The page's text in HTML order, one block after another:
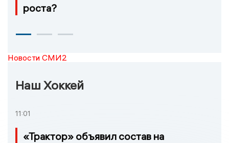
роста?
Новости СМИ2
Наш Хоккей
11:01
«Трактор» объявил состав на